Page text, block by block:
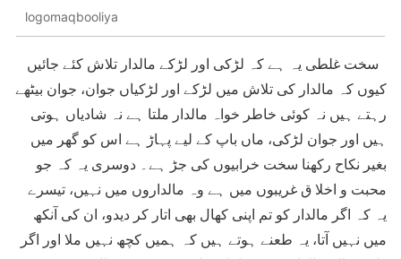
logomaqbooliya
سخت غلطی یہ ہے کہ لڑکی اور لڑکے مالدار تلاش کئے جائیں
کیوں کہ مالدار کی تلاش میں لڑکے اور لڑکیاں جوان، جوان بیٹھے
رہتے ہیں نہ کوئی خاطر خواہ مالدار ملتا ہے نہ شادیاں ہوتی
ہیں اور جوان لڑکی، ماں باپ کے لیے پہاڑ ہے اس کو گھر میں
بغیر نکاح رکھنا سخت خرابیوں کی جڑ ہے۔ دوسری یہ کہ جو
محبت و اخلا ق غریبوں میں ہے وہ مالداروں میں نہیں، تیسرے
یہ کہ اگر مالدار کو تم اپنی کھال بھی اتار کر دیدو، ان کی آنکھ
میں نہیں آتا، یہ طعنے ہوتے ہیں کہ ہمیں کچھ نہیں ملا اور اگر